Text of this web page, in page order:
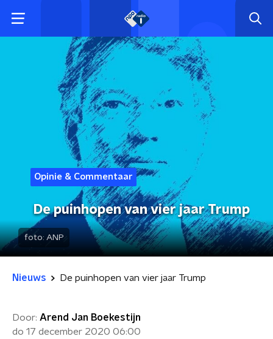
Opinie & Commentaar
De puinhopen van vier jaar Trump
foto: ANP
Nieuws De puinhopen van vier jaar Trump
Door: Arend Jan Boekestijn
do 17 december 2020 06:00